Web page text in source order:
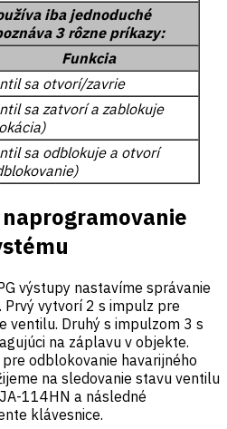
iba jednoduché
3 rôzne príkazy:
Funkcia
sa otvorí/zavrie
sa zatvorí a zablokuje
sa odblokuje a otvorí
výstupy nastavíme správanie
Prvý vytvorí 2 s impulz pre
ventilu. Druhý s impulzom 3 s
na záplavu v objekte.
odblokovanie havarijného
na sledovanie stavu ventilu
114HN a následné
klávesnice.